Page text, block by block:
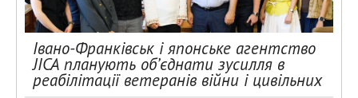
Івано-Франківськ і японське агентство
JICA планують об’єднати зусилля в
реабілітації ветеранів війни і цивільних